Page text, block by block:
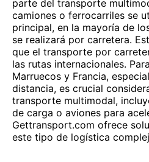
parte del transporte
camiones o ferrocarriles se
principal, en la mayoría de
se realizará por carretera.
que el transporte por
las rutas internacionales.
Marruecos y Francia,
distancia, es crucial
transporte multimodal,
de carga o aviones para
Gettransport.com ofrece
este tipo de logística